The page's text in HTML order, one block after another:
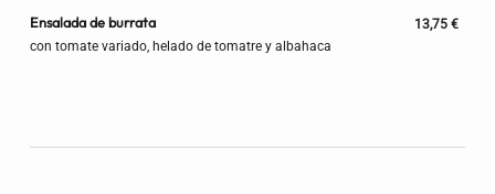
Ensalada de burrata
con tomate variado, helado de tomatre y albahaca
13,75 €